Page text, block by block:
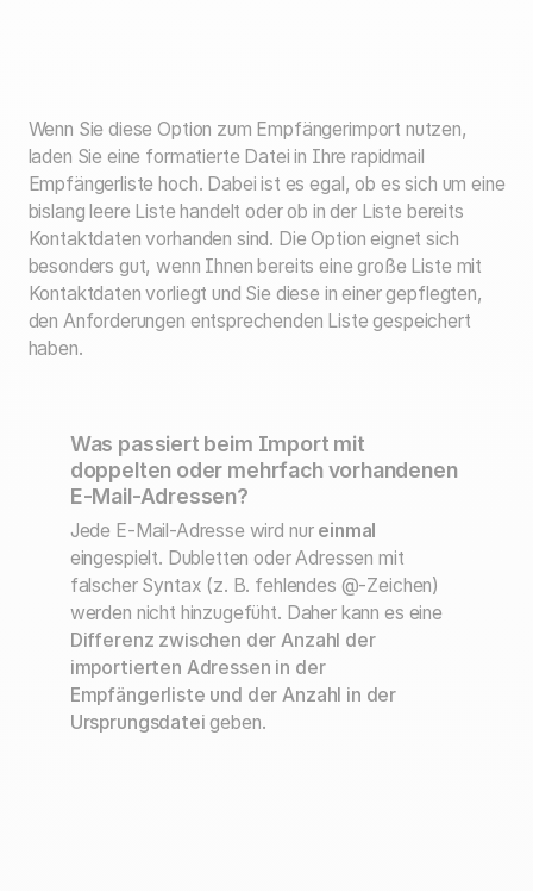
Wenn Sie diese Option zum Empfängerimport nutzen,
laden Sie eine formatierte Datei in Ihre rapidmail
Empfängerliste hoch. Dabei ist es egal, ob es sich um eine
bislang leere Liste handelt oder ob in der Liste bereits
Kontaktdaten vorhanden sind. Die Option eignet sich
besonders gut, wenn Ihnen bereits eine große Liste mit
Kontaktdaten vorliegt und Sie diese in einer gepflegten,
den Anforderungen entsprechenden Liste gespeichert
haben.
Was passiert beim Import mit
doppelten oder mehrfach vorhandenen
E-Mail-Adressen?
Jede E-Mail-Adresse wird nur einmal
eingespielt. Dubletten oder Adressen mit
falscher Syntax (z. B. fehlendes @-Zeichen)
werden nicht hinzugefüht. Daher kann es eine
Differenz zwischen der Anzahl der
importierten Adressen in der
Empfängerliste und der Anzahl in der
Ursprungsdatei geben.